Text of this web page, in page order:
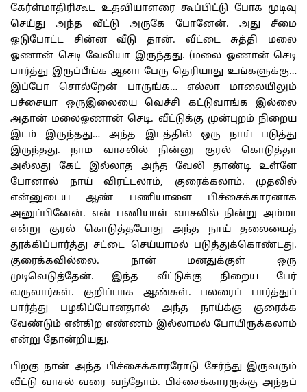
கேர்ள்மாதிரிகூட உதவியாளரை கூப்பிட்டு போக முடிவு
செய்து அந்த வீட்டு அருகே போனேன். அது சீமை
ஓடுபோட்ட சின்ன வீடு தான். வீட்டை சுத்தி மலை
ஓணான் செடி வேலியா இருந்தது. (மலை ஓணான் செடி
பார்த்து இருப்பீங்க ஆனா பேரு தெரியாது உங்களுக்கு…
இப்போ சொல்றேன் பாருங்க… எல்லா மாலையிலும்
பச்சையா ஒருஇலையை வெச்சி கட்டுவாங்க இல்லை
அதான் மலைஓணான் செடி. வீட்டுக்கு முன்புறம் நிறைய
இடம் இருந்தது… அந்த இடத்தில் ஒரு நாய் படுத்து
இருந்தது. நாம வாசலில் நின்னு குரல் கொடுத்தா
அல்லது கேட் இல்லாத அந்த வேலி தாண்டி உள்ளே
போனால் நாய் விரட்டலாம், குரைக்கலாம். முதலில்
என்னுடைய ஆண் பணியாளை பிச்சைக்காரனாக
அனுப்பினேன். என் பணியாள் வாசலில் நின்று அம்மா
என்று குரல் கொடுத்தபோது அந்த நாய் தலையைத்
தூக்கிப்பார்த்து சட்டை செய்யாமல் படுத்துக்கொண்டது.
குரைக்கவில்லை. நான் மனதுக்குள் ஒரு
முடிவெடுத்தேன். இந்த வீட்டுக்கு நிறைய பேர்
வருவார்கள். குறிப்பாக ஆண்கள். பலரைப் பார்த்துப்
பார்த்து பழகிப்போனதால் அந்த நாய்க்கு குரைக்க
வேண்டும் என்கிற எண்ணம் இல்லாமல் போயிருக்கலாம்
என்று தோன்றியது.
பிறகு நான் அந்த பிச்சைக்காரரோடு சேர்ந்து இருவரும்
வீட்டு வாசல் வரை வந்தோம். பிச்சைக்காரருக்கு அந்தப்